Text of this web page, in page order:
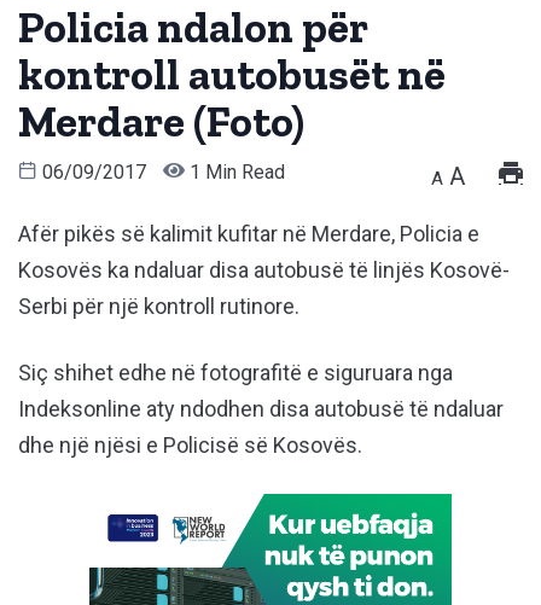
Policia ndalon për
kontroll autobusët në
Merdare (Foto)
06/09/2017 1 Min Read A A
Afër pikës së kalimit kufitar në Merdare, Policia e
Kosovës ka ndaluar disa autobusë të linjës Kosovë-
Serbi për një kontroll rutinore.
Siç shihet edhe në fotografitë e siguruara nga
Indeksonline aty ndodhen disa autobusë të ndaluar
dhe një njësi e Policisë së Kosovës.